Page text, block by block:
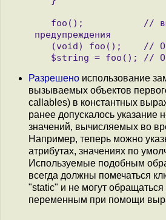
предупреждения
Разрешено использование
вызываемых объектов
callables) в константных
ранее допускалось указание
значений, вычисляемых во
Например, теперь можно
атрибутах, значениях по
Используемые подобным
всегда должны помечаться
"static" и не могут
переменным при помощи